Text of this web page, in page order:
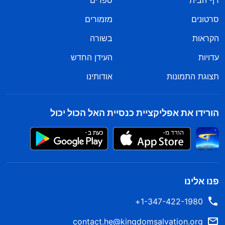
סרטונים
מזמורים
הקראות
בשורה
עדויות
העידן החדש
תצוגת התמונות
אודותינו
הורידו את אפליקציית כנסיית האל הכול יכול
פנו אלינו
1-347-422-1980+
contact.he@kingdomsalvation.org